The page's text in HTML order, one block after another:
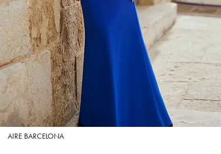
AIRE BARCELONA